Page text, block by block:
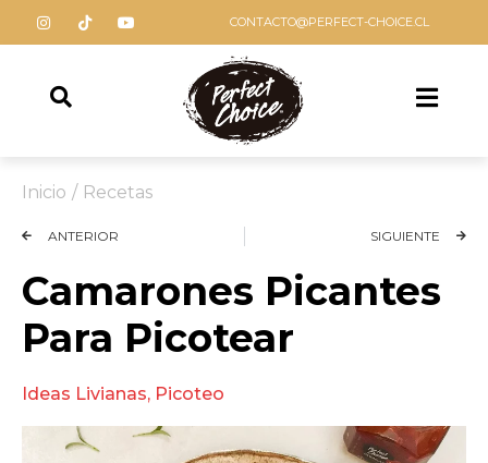
CONTACTO@PERFECT-CHOICE.CL
Inicio / Recetas
ANTERIOR SIGUIENTE
Camarones Picantes
Para Picotear
Ideas Livianas, Picoteo